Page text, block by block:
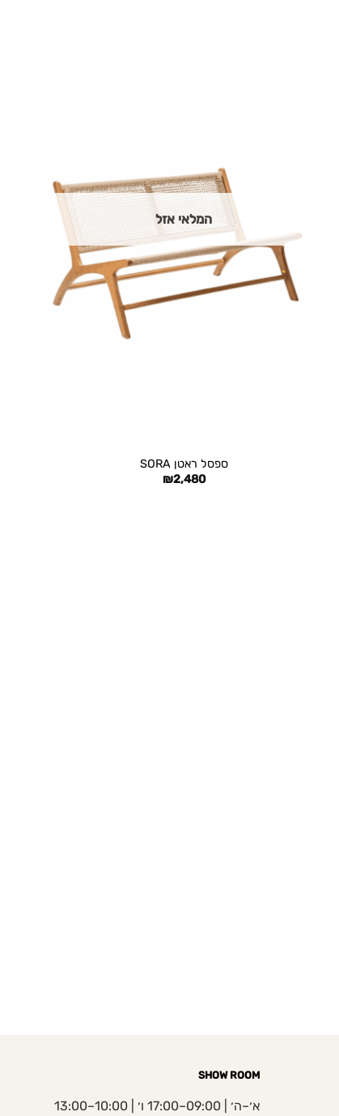
המלאי אזל
ספסל ראטן SORA
₪2,480
SHOW ROOM
א׳–ה׳ | 09:00–17:00 ו׳ | 10:00–13:00